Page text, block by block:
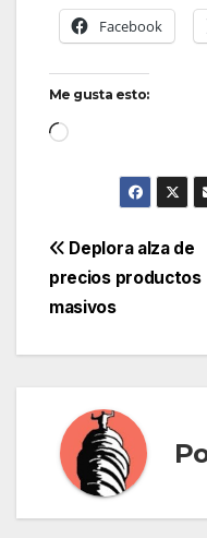
Facebook
Me gusta esto:
Cargando...
de
entradas
Deplora alza de
precios productos
masivos